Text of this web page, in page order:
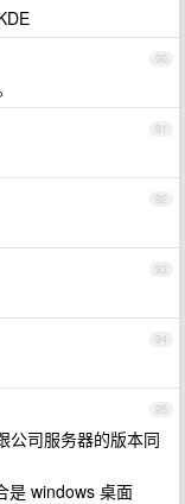
90
91
92
93
94
95
公司服务器的版本同
是 windows 桌面